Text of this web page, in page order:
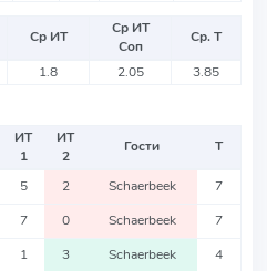
Ср ИТ
Ср ИТ
Соп
Ср. Т
1.8 2.05 3.85
ИТ
1
ИТ
2
Гости Т
5 2 Schaerbeek 7
7 0 Schaerbeek 7
1 3 Schaerbeek 4